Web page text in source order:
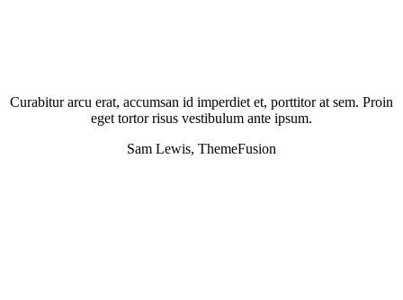
Curabitur arcu erat, accumsan id imperdiet et, porttitor at sem. Proin
eget tortor risus vestibulum ante ipsum.
Sam Lewis, ThemeFusion